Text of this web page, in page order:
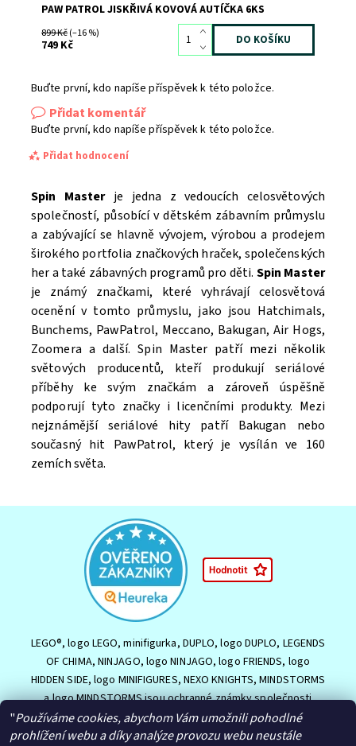
PAW PATROL JISKŘIVÁ KOVOVÁ AUTÍČKA 6KS
899 Kč(–16 %)
749 Kč
Buďte první, kdo napíše příspěvek k této položce.
Přidat komentář
Buďte první, kdo napíše příspěvek k této položce.
Přidat hodnocení
Souhlasím seZpracováním osobních údajů.
Spin Masterje jedna z vedoucích celosvětových
společností, působící v dětském zábavním průmyslu
a zabývající se hlavně vývojem, výrobou a prodejem
širokého portfolia značkových hraček, společenských
her a také zábavných programů pro děti. Spin Master
je známý značkami, které vyhrávají celosvětová
ocenění v tomto průmyslu, jako jsou Hatchimals,
Bunchems, PawPatrol, Meccano, Bakugan, Air Hogs,
Zoomera a další. Spin Master patří mezi několik
světových producentů, kteří produkují seriálové
příběhy ke svým značkám a zároveň úspěšně
podporují tyto značky i licenčními produkty. Mezi
nejznámější seriálové hity patří Bakugan nebo
současný hit PawPatrol, který je vysílán ve 160
zemích světa.
LEGO®, logo LEGO, minifigurka, DUPLO, logo DUPLO, LEGENDS
OF CHIMA, NINJAGO, logo NINJAGO, logo FRIENDS, logo
HIDDEN SIDE, logo MINIFIGURES, NEXO KNIGHTS, MINDSTORMS
a logo MINDSTORMS jsou ochranné známky společnosti
LEGO Group nebo jsou chráněny autorským právem LEGO
Group. ©2026 The LEGO Group.
"Používáme cookies, abychom Vám umožnili pohodlné
prohlížení webu a díky analýze provozu webu neustále